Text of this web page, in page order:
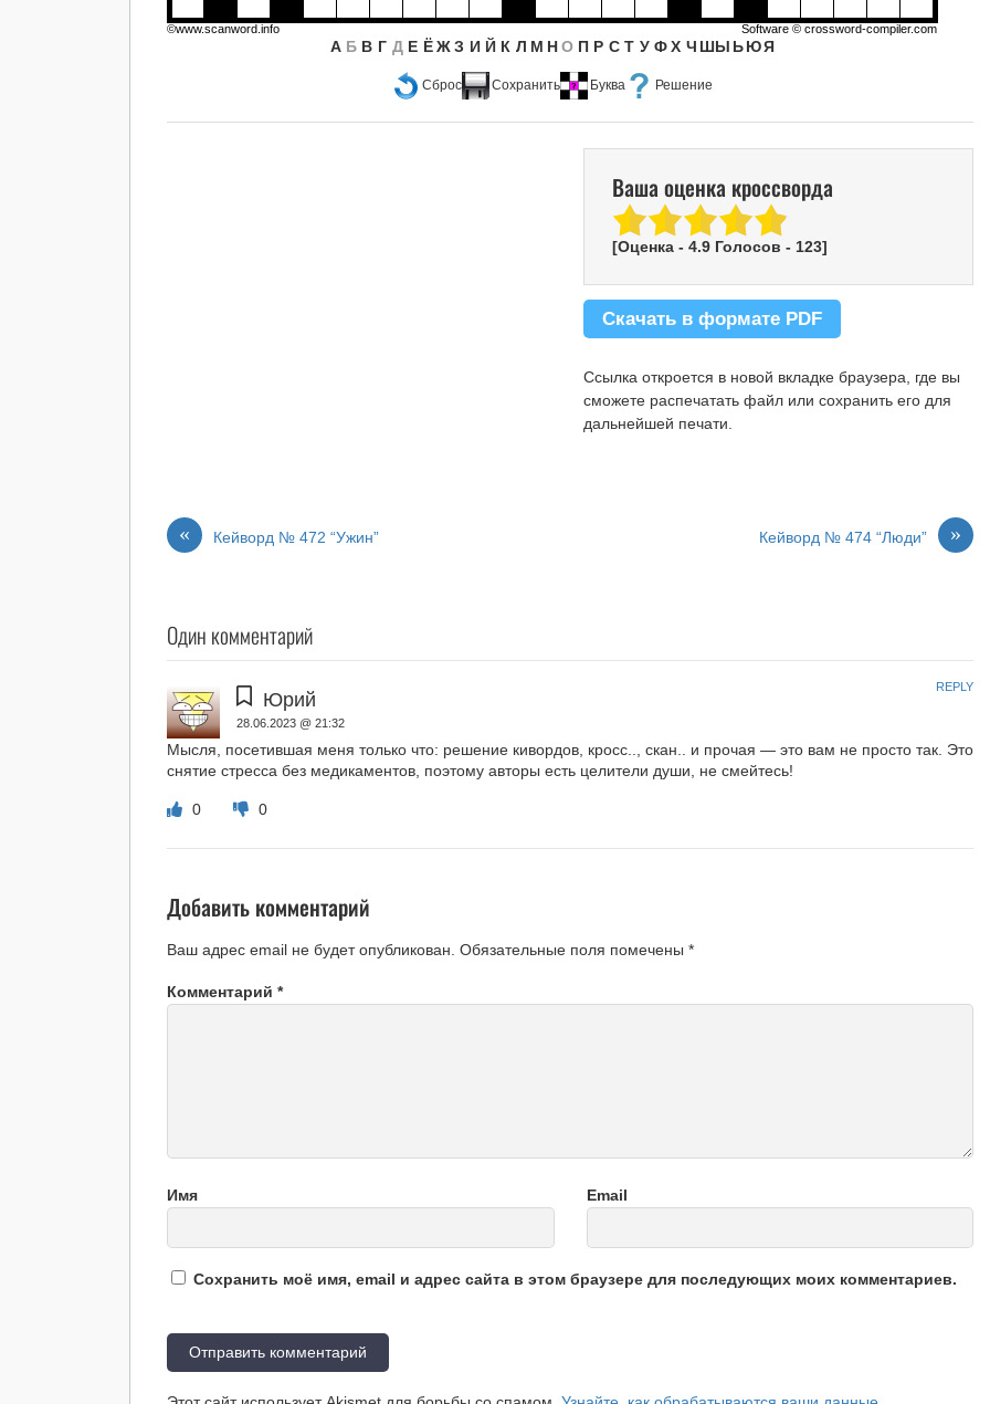
Сброс Сохранить Буква Решение
А Б В Г Д Е Ё Ж З И Й К Л М Н О П Р С Т У Ф Х Ч ШЫ Ь ЮЯ
©www.scanword.info Software ©crossword-compiler.com
Ваша оценка кроссворда
[Оценка - 4.9Голосов - 123]
Скачать в формате PDF
Ссылка откроется в новой вкладке браузера, где вы
сможете распечатать файл или сохранить его для
дальнейшей печати.
« Кейворд № 472 “Ужин” »
Кейворд № 474 “Люди”
Один комментарий
Юрий
28.06.2023 @ 21:32
Мысля, посетившая меня только что: решение кивордов, кросс.., скан.. и прочая — это вам не просто так. Это
снятие стресса без медикаментов, поэтому авторы есть целители души, не смейтесь!
0 0
REPLY
Добавить комментарий
Ваш адрес email не будет опубликован. Обязательные поля помечены*
Комментарий*
Имя Email
Сохранить моё имя, email и адрес сайта в этом браузере для последующих моих комментариев.